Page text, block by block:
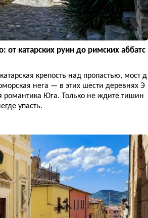
от катарских руин до римских аббатс
крепость над пропастью, мост д
нега — в этих шести деревнях Э
романтика Юга. Только не ждите тишин
упасть.